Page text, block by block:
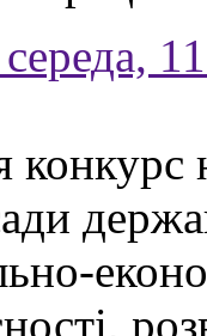
конкурс